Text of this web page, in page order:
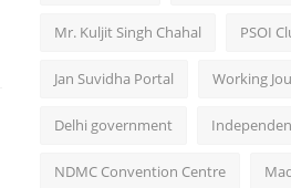
Mr. Kuljit Singh Chahal PSOI
Jan Suvidha Portal Working
Delhi government
NDMC Convention Centre